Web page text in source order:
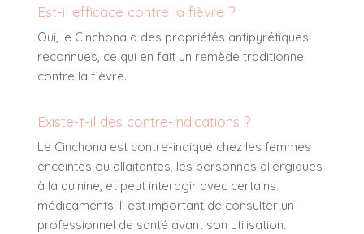
Est-il efficace contre la fièvre ?
Oui, le Cinchona a des propriétés antipyrétiques
reconnues, ce qui en fait un remède traditionnel
contre la fièvre.
Existe-t-il des contre-indications ?
Le Cinchona est contre-indiqué chez les femmes
enceintes ou allaitantes, les personnes allergiques
à la quinine, et peut interagir avec certains
médicaments. Il est important de consulter un
professionnel de santé avant son utilisation.